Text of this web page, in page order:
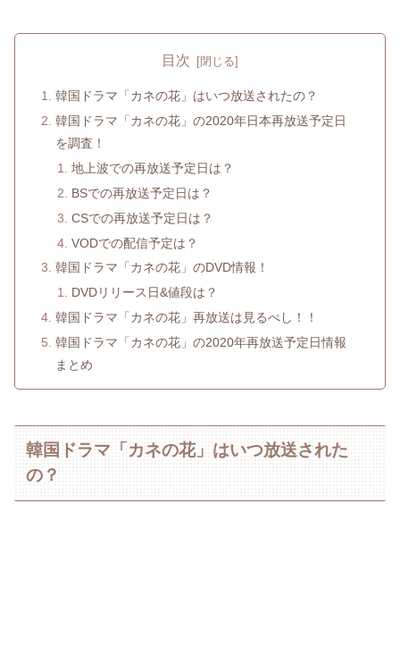
目次
韓国ドラマ「カネの花」はいつ放送されたの？
韓国ドラマ「カネの花」の2020年日本再放送予定日
を調査！
地上波での再放送予定日は？
BSでの再放送予定日は？
CSでの再放送予定日は？
VODでの配信予定は？
韓国ドラマ「カネの花」のDVD情報！
DVDリリース日&値段は？
韓国ドラマ「カネの花」再放送は見るべし！！
韓国ドラマ「カネの花」の2020年再放送予定日情報
まとめ
韓国ドラマ「カネの花」はいつ放送された
の？